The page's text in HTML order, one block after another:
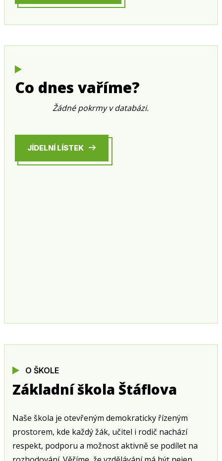
Co dnes vaříme?
Žádné pokrmy v databázi.
JÍDELNÍ LÍSTEK
O ŠKOLE
Základní škola Štáflova
Naše škola je otevřeným demokraticky řízeným
prostorem, kde každý žák, učitel i rodič nachází
respekt, podporu a možnost aktivně se podílet na